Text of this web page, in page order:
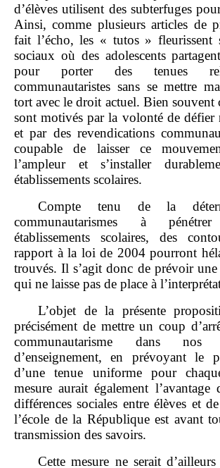
d’élèves utilisent des subterfuges
Ainsi, comme plusieurs articles de
fait l’écho, les « tutos » fleurissent
sociaux où des adolescents
pour porter des tenues
communautaristes sans se mettre
tort avec le droit actuel. Bien souvent
sont motivés par la volonté de défier
et par des revendications
coupable de laisser ce
l’ampleur et s’installer
établissements scolaires.
Compte tenu de la
communautarismes à
établissements scolaires, des
rapport à la loi de 2004 pourront
trouvés. Il s’agit donc de prévoir une
qui ne laisse pas de place à
L’objet de la présente
précisément de mettre un coup
communautarisme dans nos
d’enseignement, en prévoyant le
d’une tenue uniforme pour
mesure aurait également l’avantage
différences sociales entre élèves et
l’école de la République est avant
transmission des savoirs.
Cette mesure ne serait